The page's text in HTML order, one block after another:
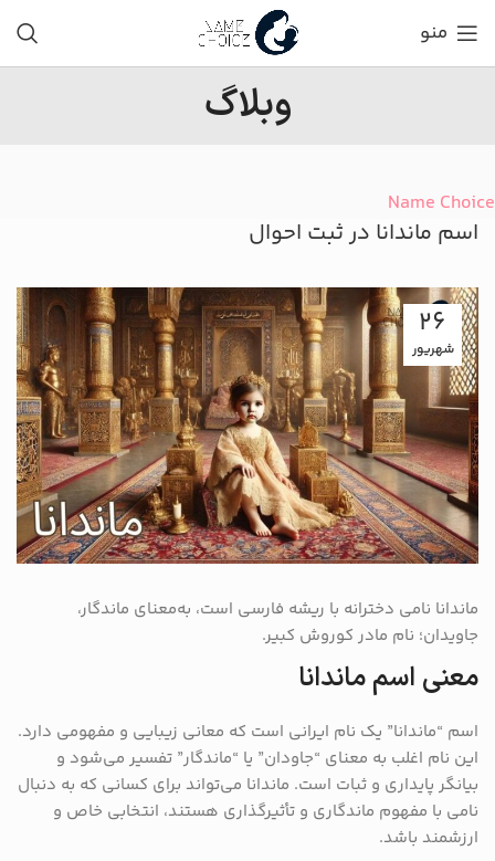
منو
وبلاگ
Name Choice
اسم ماندانا در ثبت احوال
26
شهریور
ماندانا نامی دخترانه با ریشه فارسی است، به‌معنای ماندگار،
جاویدان؛ نام مادر کوروش کبیر.
معنی اسم ماندانا
اسم “ماندانا” یک نام ایرانی است که معانی زیبایی و مفهومی دارد.
این نام اغلب به معنای “جاودان” یا “ماندگار” تفسیر می‌شود و
بیانگر پایداری و ثبات است. ماندانا می‌تواند برای کسانی که به دنبال
نامی با مفهوم ماندگاری و تأثیرگذاری هستند، انتخابی خاص و
ارزشمند باشد.